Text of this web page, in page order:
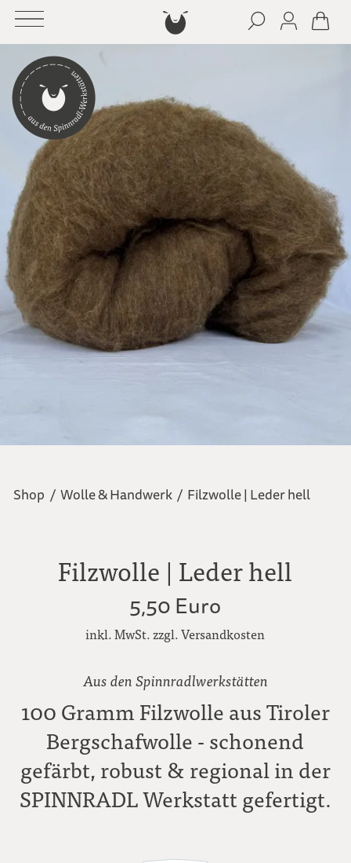
Shop / Wolle & Handwerk / Filzwolle | Leder hell
Filzwolle | Leder hell
5,50 Euro
inkl. MwSt. zzgl. Versandkosten
Aus den Spinnradlwerkstätten
100 Gramm Filzwolle aus Tiroler
Bergschafwolle - schonend
gefärbt, robust & regional in der
SPINNRADL Werkstatt gefertigt.